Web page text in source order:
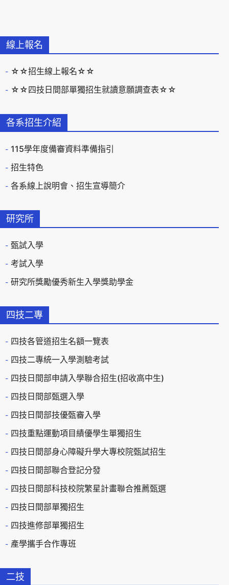
線上報名
☆☆招生線上報名☆☆
☆☆四技日間部單獨招生就讀意願調查表☆☆
各系招生介紹
115學年度備審資料準備指引
招生特色
各系線上說明會、招生宣導簡介
研究所
甄試入學
考試入學
研究所獎勵優秀新生入學獎助學金
四技二專
四技各管道招生名額一覽表
四技二專統一入學測驗考試
四技日間部申請入學聯合招生(招收高中生)
四技日間部甄選入學
四技日間部技優甄審入學
四技重點運動項目績優學生單獨招生
四技日間部身心障礙升學大專校院甄試招生
四技日間部聯合登記分發
四技日間部科技校院繁星計畫聯合推薦甄選
四技日間部單獨招生
四技進修部單獨招生
產學攜手合作專班
二技